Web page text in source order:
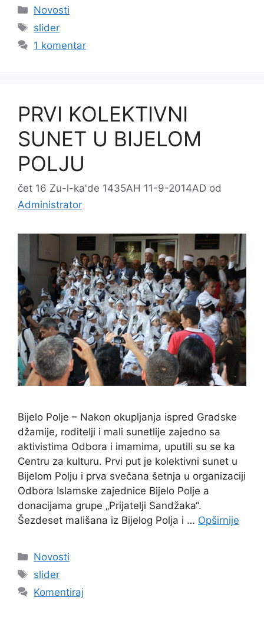
Kategorije
Novosti
Oznake
slider
1 komentar
PRVI KOLEKTIVNI
SUNET U BIJELOM
POLJU
čet 16 Zu-l-ka'de 1435AH 11-9-2014AD od
Administrator
Bijelo Polje – Nakon okupljanja ispred Gradske
džamije, roditelji i mali sunetlije zajedno sa
aktivistima Odbora i imamima, uputili su se ka
Centru za kulturu. Prvi put je kolektivni sunet u
Bijelom Polju i prva svečana šetnja u organizaciji
Odbora Islamske zajednice Bijelo Polje a
donacijama grupe „Prijatelji Sandžaka“.
Šezdeset mališana iz Bijelog Polja i … Opširnije
Kategorije
Novosti
Oznake
slider
Komentiraj